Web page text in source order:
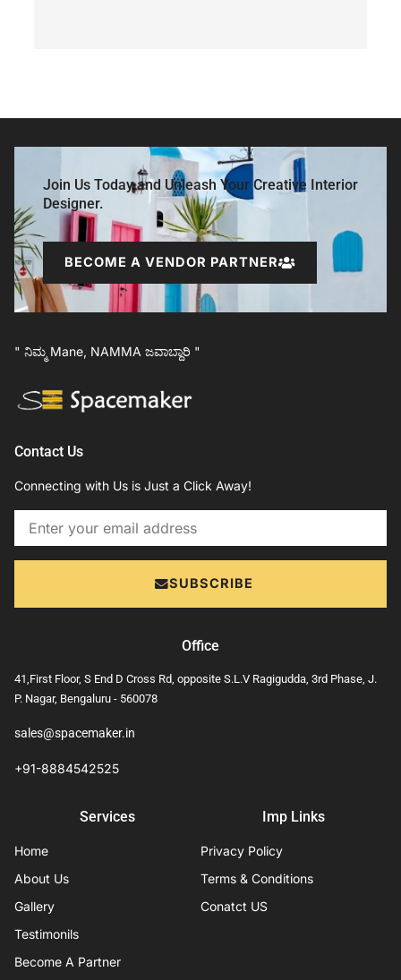
Join Us Today and Unleash Your Creative Interior
Designer.
BECOME A VENDOR PARTNER
" ನಿಮ್ಮ Mane, NAMMA ಜವಾಬ್ದಾರಿ "
Contact Us
Connecting with Us is Just a Click Away!
Email
SUBSCRIBE
Office
41,First Floor, S End D Cross Rd, opposite S.L.V Ragigudda, 3rd Phase, J.
P. Nagar, Bengaluru - 560078
sales@spacemaker.in
+91-8884542525
Services
Home
About Us
Gallery
Testimonils
Become A Partner
Imp Links
Privacy Policy
Terms & Conditions
Conatct US